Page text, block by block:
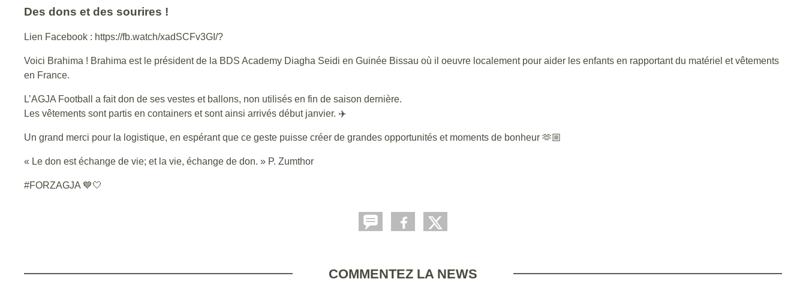
Des dons et des sourires !
Lien Facebook : https://fb.watch/xadSCFv3GI/?
Voici Brahima ! Brahima est le président de la BDS Academy Diagha Seidi en Guinée Bissau où il oeuvre localement pour aider les enfants en rapportant du matériel et vêtements
en France.
L’AGJA Football a fait don de ses vestes et ballons, non utilisés en fin de saison dernière.
Les vêtements sont partis en containers et sont ainsi arrivés début janvier. ✈️
Un grand merci pour la logistique, en espérant que ce geste puisse créer de grandes opportunités et moments de bonheur 🫶🏼
« Le don est échange de vie; et la vie, échange de don. » P. Zumthor
#FORZAGJA 💙🤍
COMMENTEZ LA NEWS